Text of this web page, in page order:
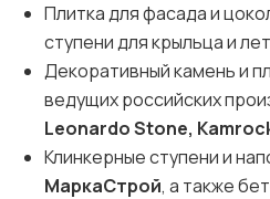
Плитка для фасада и
ступени для крыльца и
Декоративный камень и
ведущих российских
Leonardo Stone,
Клинкерные ступени и
МаркаСтрой, а также